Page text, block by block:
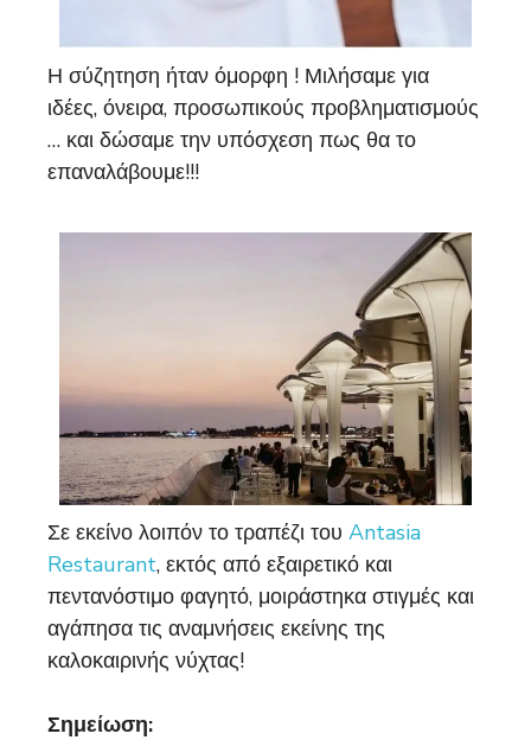
Η σύζητηση ήταν όμορφη ! Μιλήσαμε για
ιδέες, όνειρα, προσωπικούς προβληματισμούς
… και δώσαμε την υπόσχεση πως θα το
επαναλάβουμε!!!
Σε εκείνο λοιπόν το τραπέζι του Antasia
Restaurant, εκτός από εξαιρετικό και
πεντανόστιμο φαγητό, μοιράστηκα στιγμές και
αγάπησα τις αναμνήσεις εκείνης της
καλοκαιρινής νύχτας!
Σημείωση: